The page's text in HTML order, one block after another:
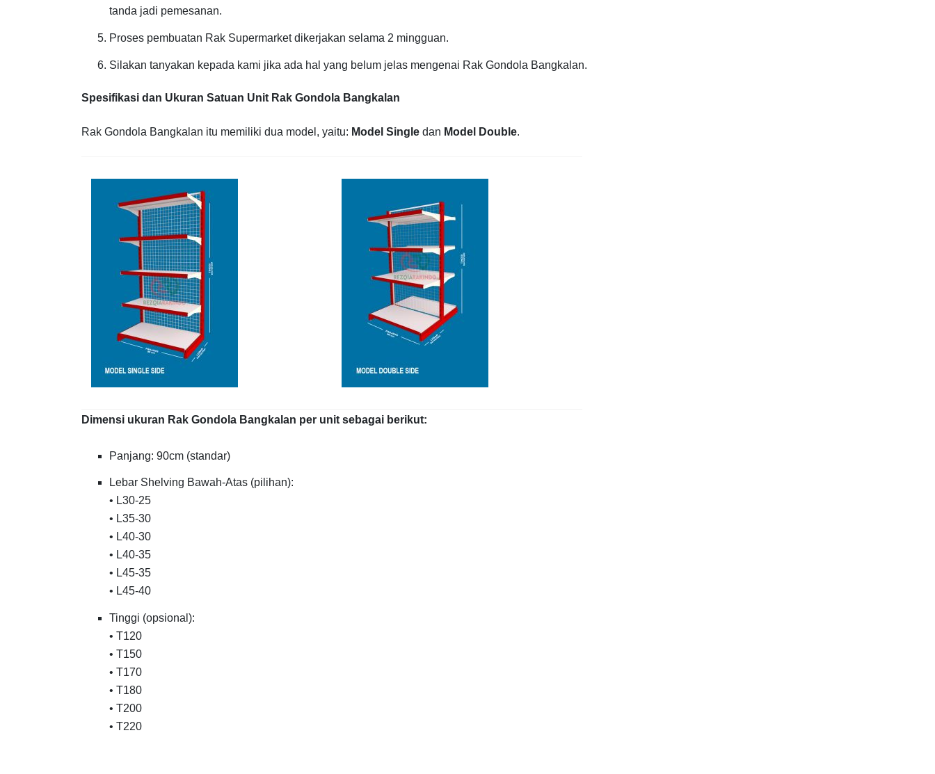
tanda jadi pemesanan.
Proses pembuatan Rak Supermarket dikerjakan selama 2 mingguan.
Silakan tanyakan kepada kami jika ada hal yang belum jelas mengenai Rak Gondola Bangkalan.
Spesifikasi dan Ukuran Satuan Unit Rak Gondola Bangkalan
Rak Gondola Bangkalan itu memiliki dua model, yaitu: Model Single dan Model Double.
Dimensi ukuran Rak Gondola Bangkalan per unit sebagai berikut:
Panjang: 90cm (standar)
Lebar Shelving Bawah-Atas (pilihan):
• L30-25
• L35-30
• L40-30
• L40-35
• L45-35
• L45-40
Tinggi (opsional):
• T120
• T150
• T170
• T180
• T200
• T220